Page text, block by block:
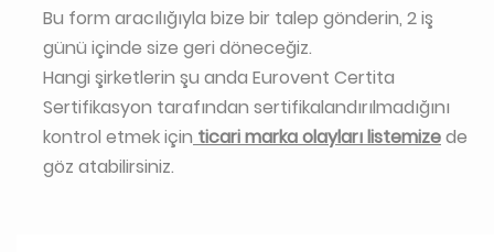
Bu form aracılığıyla bize bir talep gönderin, 2 iş
günü içinde size geri döneceğiz.
Hangi şirketlerin şu anda Eurovent Certita
Sertifikasyon tarafından sertifikalandırılmadığını
kontrol etmek için ticari marka olayları listemizede
göz atabilirsiniz.